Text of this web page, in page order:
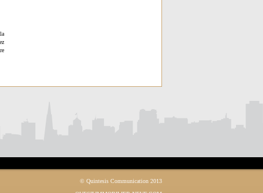
© Quintesis Communication 2013